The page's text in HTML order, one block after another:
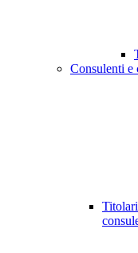
Consulenti e